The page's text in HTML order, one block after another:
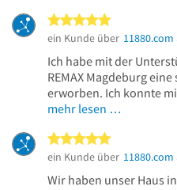
ein Kunde über 11880.com
Ich habe mit der
REMAX Magdeburg
erworben. Ich konnte
mehr lesen …
ein Kunde über 11880.com
Wir haben unser Haus